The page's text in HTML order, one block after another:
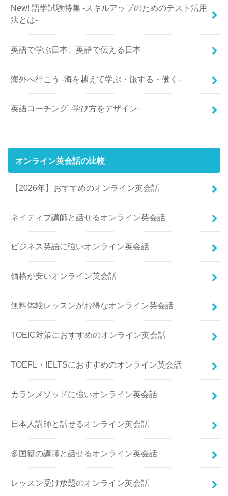
New! 語学試験特集 -スキルアップのためのテスト活用
法とは-
英語で学ぶ日本、英語で伝える日本
海外へ行こう -海を越えて学ぶ・旅する・働く-
英語コーチング -学び方をデザイン-
オンライン英会話の比較
【2026年】おすすめのオンライン英会話
ネイティブ講師と話せるオンライン英会話
ビジネス英語に強いオンライン英会話
価格が安いオンライン英会話
無料体験レッスンがお得なオンライン英会話
TOEIC対策におすすめのオンライン英会話
TOEFL・IELTSにおすすめのオンライン英会話
カランメソッドに強いオンライン英会話
日本人講師と話せるオンライン英会話
多国籍の講師と話せるオンライン英会話
レッスン受け放題のオンライン英会話